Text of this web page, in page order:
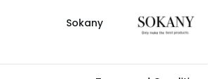
Sokany